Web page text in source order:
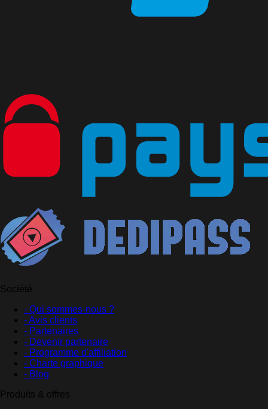
Société
- Qui sommes-nous ?
- Avis clients
- Partenaires
- Devenir partenaire
- Programme d'affiliation
- Charte graphique
- Blog
Produits & offres